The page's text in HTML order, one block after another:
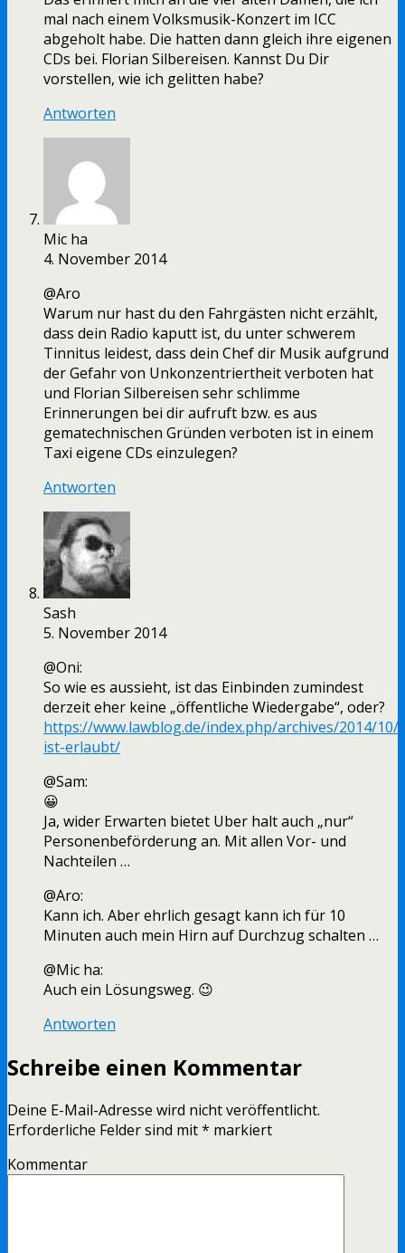
mal nach einem Volksmusik-Konzert im ICC
abgeholt habe. Die hatten dann gleich ihre eigenen
CDs bei. Florian Silbereisen. Kannst Du Dir
vorstellen, wie ich gelitten habe?
Antworten
Mic ha
4. November 2014
@Aro
Warum nur hast du den Fahrgästen nicht erzählt,
dass dein Radio kaputt ist, du unter schwerem
Tinnitus leidest, dass dein Chef dir Musik aufgrund
der Gefahr von Unkonzentriertheit verboten hat
und Florian Silbereisen sehr schlimme
Erinnerungen bei dir aufruft bzw. es aus
gematechnischen Gründen verboten ist in einem
Taxi eigene CDs einzulegen?
Antworten
Sash
5. November 2014
@Oni:
So wie es aussieht, ist das Einbinden zumindest
derzeit eher keine „öffentliche Wiedergabe“, oder?
https://www.lawblog.de/index.php/archives/2014/
ist-erlaubt/
@Sam:
😀
Ja, wider Erwarten bietet Uber halt auch „nur“
Personenbeförderung an. Mit allen Vor- und
Nachteilen …
@Aro:
Kann ich. Aber ehrlich gesagt kann ich für 10
Minuten auch mein Hirn auf Durchzug schalten …
@Mic ha:
Auch ein Lösungsweg. 😉
Antworten
Schreibe einen Kommentar
Deine E-Mail-Adresse wird nicht veröffentlicht.
Erforderliche Felder sind mit* markiert
Kommentar